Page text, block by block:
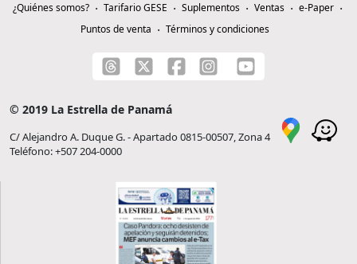
¿Quiénes somos? Tarifario GESE Suplementos Ventas
e-Paper
Puntos de venta
Términos y condiciones
© 2019 La Estrella de Panamá
C/ Alejandro A. Duque G. - Apartado 0815-00507, Zona 4
Teléfono: +507 204-0000